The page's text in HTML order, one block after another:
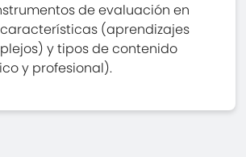
de evaluación en
(aprendizajes
y tipos de contenido
y profesional).